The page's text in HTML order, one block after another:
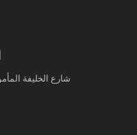
شارع الخليفة